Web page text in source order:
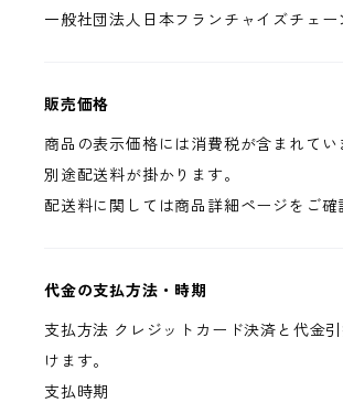
一般社団法人日本フランチャイズチェー
販売価格
商品の表示価格には消費税が含まれてい
別途配送料が掛かります。
配送料に関しては商品詳細ページをご確
代金の支払方法・時期
支払方法 クレジットカード決済と代金
けます。
支払時期